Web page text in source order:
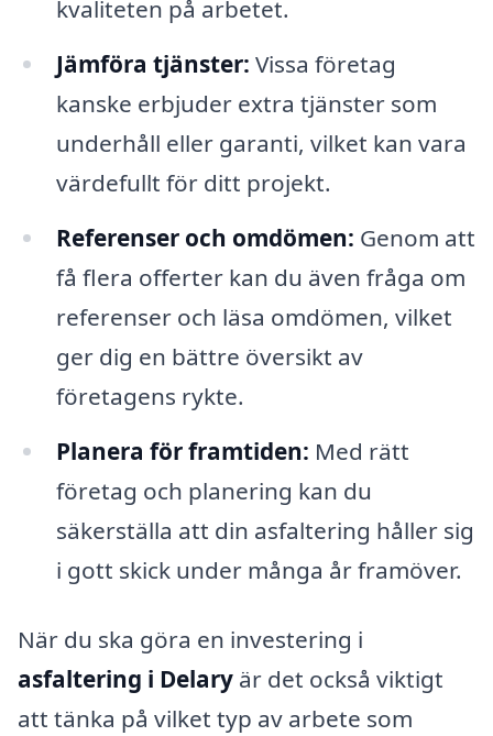
kvaliteten på arbetet.
Jämföra tjänster: Vissa företag
kanske erbjuder extra tjänster som
underhåll eller garanti, vilket kan vara
värdefullt för ditt projekt.
Referenser och omdömen: Genom att
få flera offerter kan du även fråga om
referenser och läsa omdömen, vilket
ger dig en bättre översikt av
företagens rykte.
Planera för framtiden: Med rätt
företag och planering kan du
säkerställa att din asfaltering håller sig
i gott skick under många år framöver.
När du ska göra en investering i
asfaltering i Delary är det också viktigt
att tänka på vilket typ av arbete som